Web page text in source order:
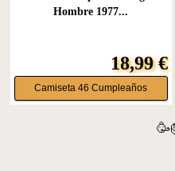
Hombre 1977...
18,99 €
Camiseta 46 Cumpleaños